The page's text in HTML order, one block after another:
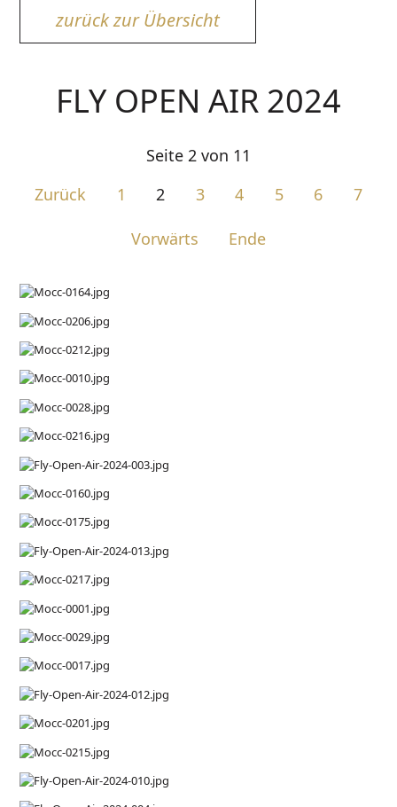
zurück zur Übersicht
FLY OPEN AIR 2024
Seite 2 von 11
Zurück
1 2 3 4 5 6 7
Vorwärts Ende